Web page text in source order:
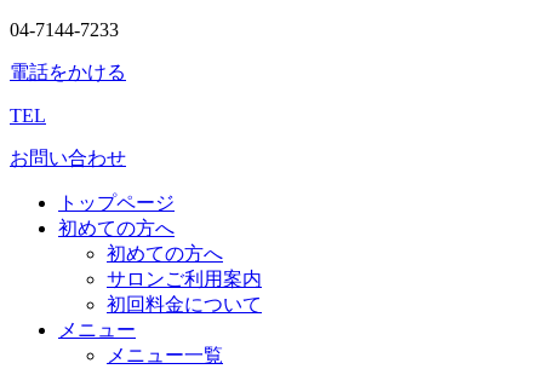
04-7144-7233
電話をかける
TEL
お問い合わせ
トップページ
初めての方へ
初めての方へ
サロンご利用案内
初回料金について
メニュー
メニュー一覧